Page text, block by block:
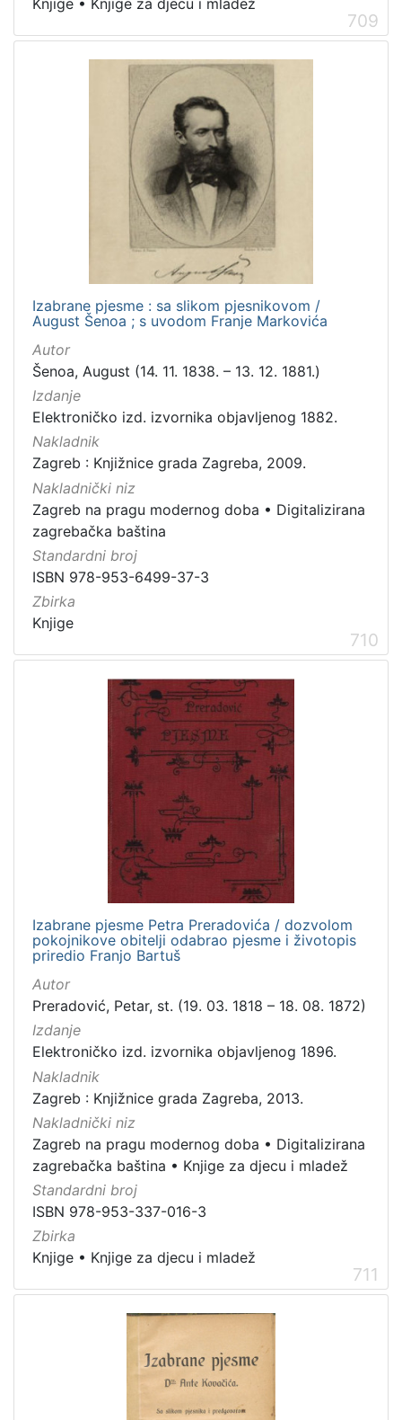
709
Izabrane pjesme : sa slikom pjesnikovom /
August Šenoa ; s uvodom Franje Markovića
Autor
Šenoa, August (14. 11. 1838. – 13. 12. 1881.)
Izdanje
Elektroničko izd. izvornika objavljenog 1882.
Nakladnik
Zagreb : Knjižnice grada Zagreba, 2009.
Nakladnički niz
Zagreb na pragu modernog doba • Digitalizirana
zagrebačka baština
Standardni broj
ISBN 978-953-6499-37-3
Zbirka
Knjige
710
Izabrane pjesme Petra Preradovića / dozvolom
pokojnikove obitelji odabrao pjesme i životopis
priredio Franjo Bartuš
Autor
Preradović, Petar, st. (19. 03. 1818 – 18. 08. 1872)
Izdanje
Elektroničko izd. izvornika objavljenog 1896.
Nakladnik
Zagreb : Knjižnice grada Zagreba, 2013.
Nakladnički niz
Zagreb na pragu modernog doba • Digitalizirana
zagrebačka baština • Knjige za djecu i mladež
Standardni broj
ISBN 978-953-337-016-3
Zbirka
Knjige • Knjige za djecu i mladež
711